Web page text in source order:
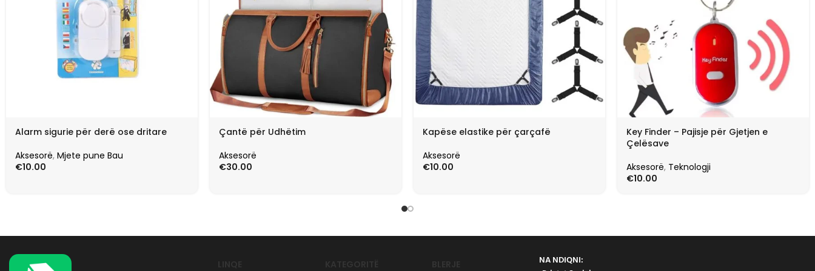
Alarm sigurie për derë ose dritare
Aksesorë, Mjete pune Bau
€10.00
Çantë për Udhëtim
Aksesorë
€30.00
Kapëse elastike për çarçafë
Aksesorë
€10.00
Key Finder – Pajisje për Gjetjen e
Çelësave
Aksesorë, Teknologji
€10.00
NA NDIQNI: